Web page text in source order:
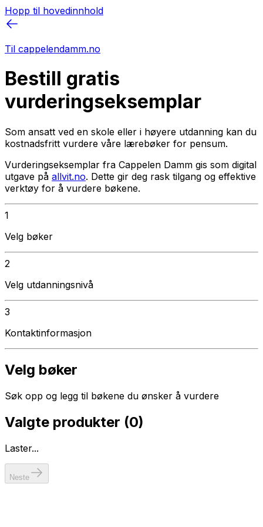
Hopp til hovedinnhold
Til cappelendamm.no
Bestill gratis
vurderingseksemplar
Som ansatt ved en skole eller i høyere utdanning kan du
kostnadsfritt vurdere våre lærebøker for pensum.
Vurderingseksemplar fra Cappelen Damm gis som digital
utgave på allvit.no. Dette gir deg rask tilgang og effektive
verktøy for å vurdere bøkene.
1
Velg bøker
2
Velg utdanningsnivå
3
Kontaktinformasjon
Velg bøker
Søk opp og legg til bøkene du ønsker å vurdere
Valgte produkter (0)
Laster...
Neste